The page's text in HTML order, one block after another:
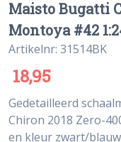
Maisto Bugatti
Montoya #42
Artikelnr: 31514BK
18,95
Gedetailleerd
Chiron 2018 Zero-
en kleur zwart/